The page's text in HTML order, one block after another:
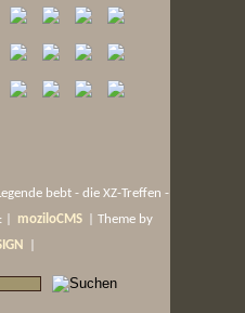
bebt - die XZ-Treffen -
|
moziloCMS
| Theme by